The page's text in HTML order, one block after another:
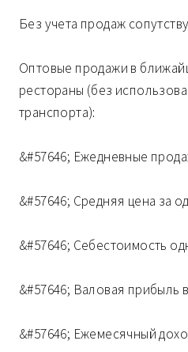
Без учета продаж
Оптовые продажи в
рестораны (без
транспорта):
&#57646; Ежедневные
&#57646; Средняя цена за
&#57646; Себестоимость
&#57646; Валовая прибыль
&#57646; Ежемесячный